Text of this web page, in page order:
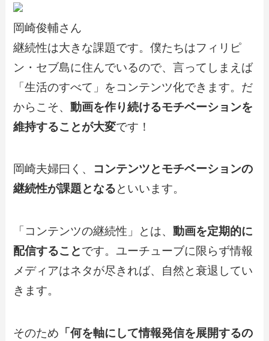
岡崎俊輔さん
継続性は大きな課題です。僕たちはフィリピ
ン・セブ島に住んでいるので、言ってしまえば
「生活のすべて」をコンテンツ化できます。だ
からこそ、動画を作り続けるモチベーションを
維持することが大変です！
岡崎夫婦曰く、 コンテンツとモチベーションの
継続性が課題となるといいます。
「コンテンツの継続性」とは、動画を定期的に
配信することです。ユーチューブに限らず情報
メディアはネタが尽きれば、自然と衰退してい
きます。
そのため 「何を軸にして情報発信を展開するの